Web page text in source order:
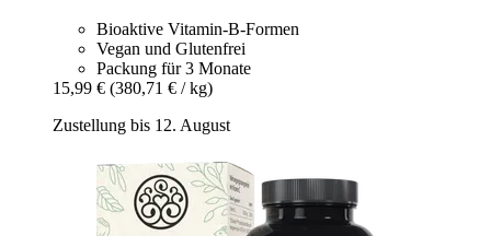
Bioaktive Vitamin-B-Formen
Vegan und Glutenfrei
Packung für 3 Monate
15,99 € (380,71 € / kg)
Zustellung bis 12. August